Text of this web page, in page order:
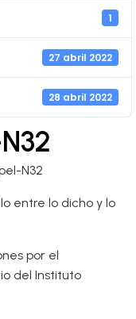
1
27 abril 2022
28 abril 2022
N32
entre lo dicho y lo
por el
del Instituto